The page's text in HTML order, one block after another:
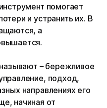
помогает
и устранить их. В
а
– бережливое
подход,
направлениях его
начиная от